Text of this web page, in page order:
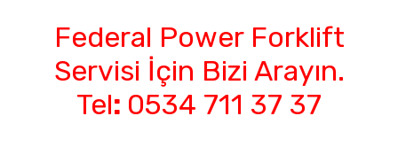
Federal Power Forklift
Servisi İçin Bizi Arayın.
Tel: 0534 711 37 37